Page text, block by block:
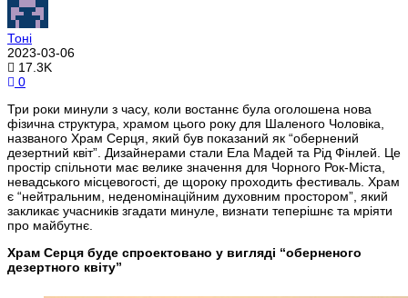
Тоні
2023-03-06
17.3K
0
Три роки минули з часу, коли востаннє була оголошена нова
фізична структура, храмом цього року для Шаленого Чоловіка,
названого Храм Серця, який був показаний як “обернений
дезертний квіт”. Дизайнерами стали Ела Мадей та Рід Фінлей. Це
простір спільноти має велике значення для Чорного Рок-Міста,
невадського місцевогості, де щороку проходить фестиваль. Храм
є “нейтральним, неденомінаційним духовним простором”, який
закликає учасників згадати минуле, визнати теперішнє та мріяти
про майбутнє.
Храм Серця буде спроектовано у вигляді “оберненого
дезертного квіту”